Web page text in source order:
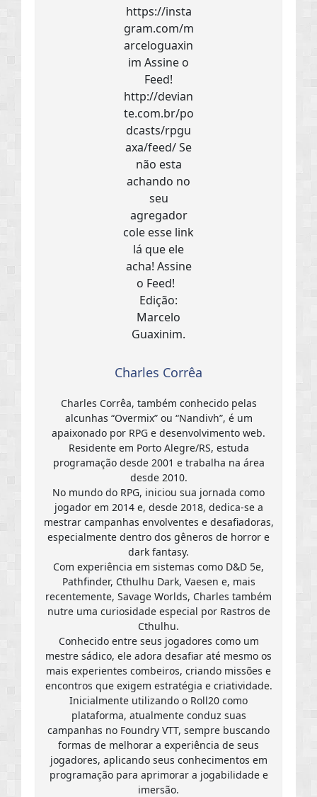
Charles Corrêa
Charles Corrêa, também conhecido pelas
alcunhas “Overmix” ou “Nandivh”, é um
apaixonado por RPG e desenvolvimento web.
Residente em Porto Alegre/RS, estuda
programação desde 2001 e trabalha na área
desde 2010.
No mundo do RPG, iniciou sua jornada como
jogador em 2014 e, desde 2018, dedica-se a
mestrar campanhas envolventes e desafiadoras,
especialmente dentro dos gêneros de horror e
dark fantasy.
Com experiência em sistemas como D&D 5e,
Pathfinder, Cthulhu Dark, Vaesen e, mais
recentemente, Savage Worlds, Charles também
nutre uma curiosidade especial por Rastros de
Cthulhu.
Conhecido entre seus jogadores como um
mestre sádico, ele adora desafiar até mesmo os
mais experientes combeiros, criando missões e
encontros que exigem estratégia e criatividade.
Inicialmente utilizando o Roll20 como
plataforma, atualmente conduz suas
campanhas no Foundry VTT, sempre buscando
formas de melhorar a experiência de seus
jogadores, aplicando seus conhecimentos em
programação para aprimorar a jogabilidade e
imersão.